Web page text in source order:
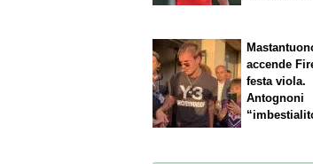
accende
festa viola.
Antognoni